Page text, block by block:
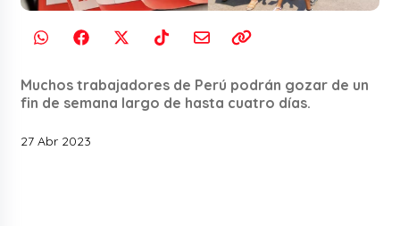
Muchos trabajadores de Perú podrán gozar de un
fin de semana largo de hasta cuatro días.
27 Abr 2023